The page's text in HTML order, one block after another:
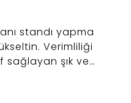
standı yapma
Verimliliği
sağlayan şık ve